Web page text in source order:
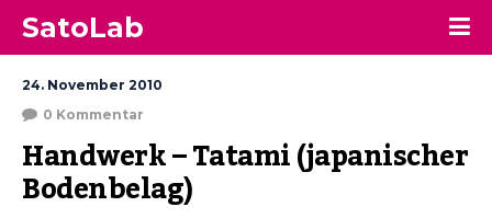
SatoLab
24. November 2010
0 Kommentar
Handwerk – Tatami (japanischer
Bodenbelag)